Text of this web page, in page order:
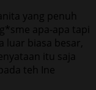
yang penuh
apa-apa tapi
luar biasa besar,
itu saja
teh Ine